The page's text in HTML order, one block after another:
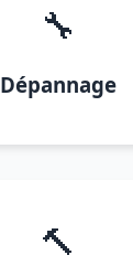
🔧
Dépannage
🔨